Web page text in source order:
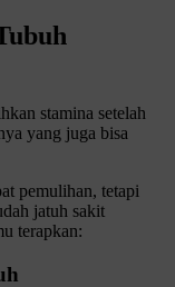
stamina setelah
yang juga bisa
pemulihan, tetapi
jatuh sakit
terapkan: